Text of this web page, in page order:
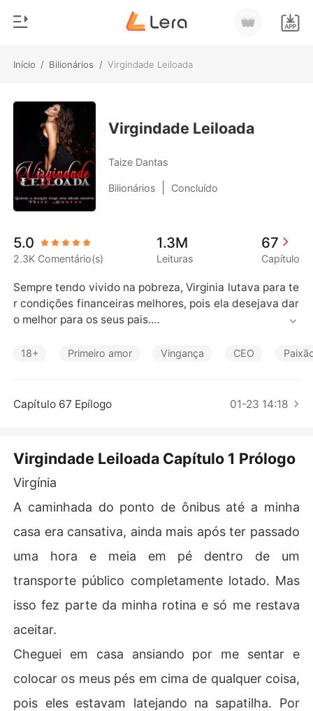
Início / Bilionários / Virgindade Leiloada
Loja
Histórico
Sair
Baixar App
Gênero
Moderno
Lobisomem
Contos
Bilionários
Contos Curtos
Virgindade Leiloada
Taize Dantas
Bilionários Concluído
5.0
2.3K Comentário(s)
1.3M
Leituras
67
Capítulo
Sempre tendo vivido na pobreza, Virginia lutava para te
r condições financeiras melhores, pois ela desejava dar
o melhor para os seus pais.
Então, quando sua melhor amiga sugere que elas poderi
eu único "bem" para aquele que desse o maior lance.
virando prazer e que ela se apaixonaria pelo homem ma
is a arrematou em um leilão.
18+ Primeiro amor Vingança CEO
Capítulo 67 Epílogo 01-23 14:18
Virgindade Leiloada Capítulo 1 Prólogo
Virgínia
A caminhada do ponto de ônibus até a minha
casa era cansativa, ainda mais após ter passado
uma hora e meia em pé dentro de um
transporte público completamente lotado. Mas
isso fez parte da minha rotina e só me restava
aceitar.
Cheguei em casa ansiando por me sentar e
colocar os meus pés em cima de qualquer coisa,
pois eles estavam latejando na sapatilha. Por